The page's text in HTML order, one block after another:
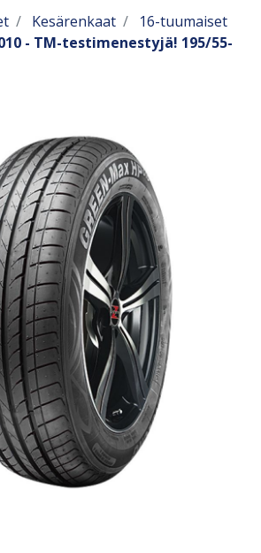
Kesärenkaat
16-tuumaiset
- TM-testimenestyjä! 195/55-